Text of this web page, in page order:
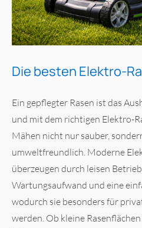
Die besten Elektro-
Ein gepflegter Rasen ist das
und mit dem richtigen Elektro-
Mähen nicht nur sauber,
umweltfreundlich. Moderne
überzeugen durch leisen
Wartungsaufwand und eine
wodurch sie besonders für
werden. Ob kleine